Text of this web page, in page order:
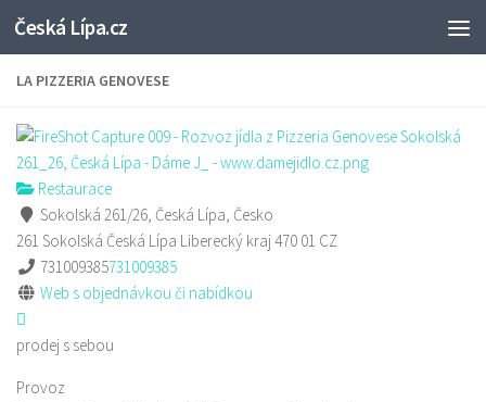
Skip to content
Česká Lípa.cz
LA PIZZERIA GENOVESE
Restaurace
Sokolská 261/26, Česká Lípa, Česko
261 Sokolská Česká Lípa Liberecký kraj470 01 CZ
731009385731009385
Web s objednávkou či nabídkou
prodej s sebou
Provoz